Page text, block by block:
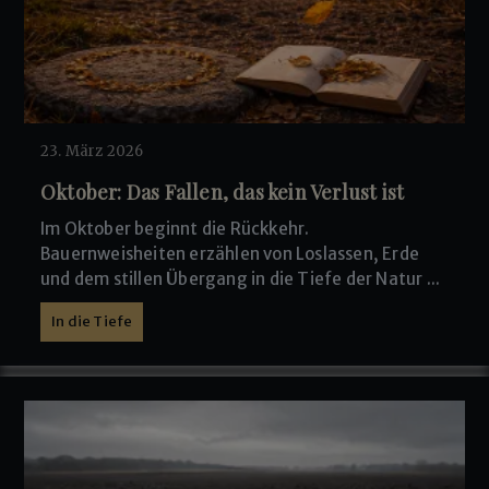
23. März 2026
Oktober: Das Fallen, das kein Verlust ist
Im Oktober beginnt die Rückkehr.
Bauernweisheiten erzählen von Loslassen, Erde
und dem stillen Übergang in die Tiefe der Natur ...
In die Tiefe